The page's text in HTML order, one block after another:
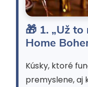
🎁 1. „Už
Home
Kúsky, ktoré
premyslene, aj